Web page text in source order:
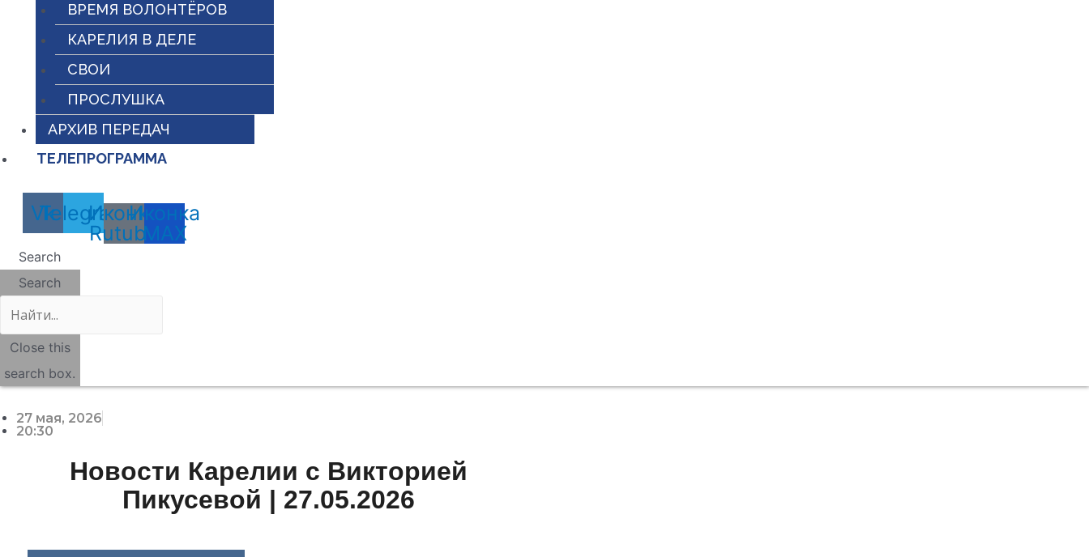
ВРЕМЯ ВОЛОНТЁРОВ
КАРЕЛИЯ В ДЕЛЕ
СВОИ
ПРОСЛУШКА
АРХИВ ПЕРЕДАЧ
ТЕЛЕПРОГРАММА
Vk
Telegram
Иконка
Rutube
Иконка
MAX
Search
Search
Close this
search box.
27 мая, 2026
20:30
Новости Карелии с Викторией
Пикусевой | 27.05.2026